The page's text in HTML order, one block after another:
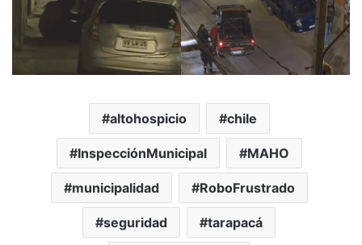
altohospicio chile
InspecciónMunicipal MAHO
municipalidad RoboFrustrado
seguridad tarapacá